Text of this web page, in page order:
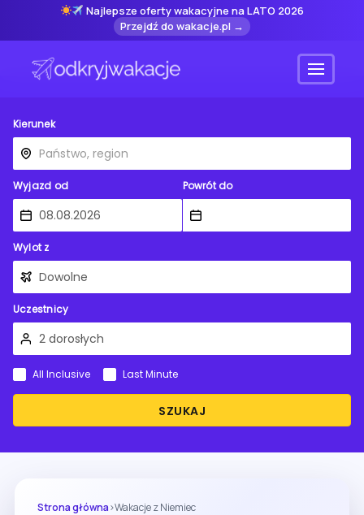
Najlepsze oferty wakacyjne na LATO 2026
Przejdź do wakacje.pl →
Menu
Kierunek
Wyjazd od Powrót do
Wylot z
Uczestnicy
SZUKAJ
All Inclusive Last Minute
Strona główna›Wakacje z Niemiec